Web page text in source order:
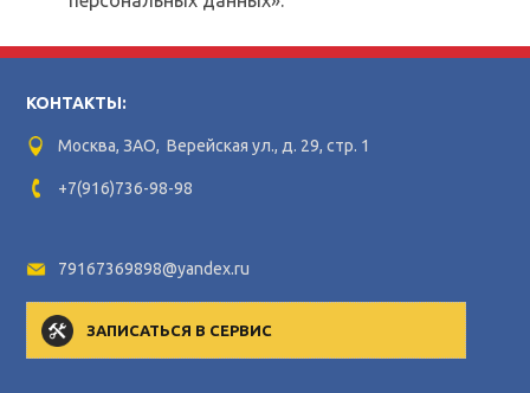
КОНТАКТЫ:
Москва, ЗАО, Верейская ул., д. 29, стр. 1
+7(916)736-98-98
79167369898@yandex.ru
ЗАПИСАТЬСЯ В СЕРВИС